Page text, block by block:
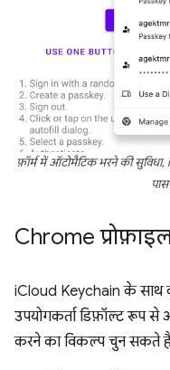
फ़ॉर्म में ऑटोमैटिक भरने की
Chrome
iCloud Keychain के साथ
उपयोगकर्ता डिफ़ॉल्ट रूप से
करने का विकल्प चुन सकते